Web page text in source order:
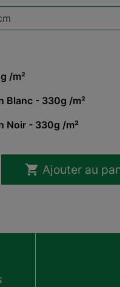
/m²
Blanc - 330g /m²
Noir - 330g /m²
 Ajouter au